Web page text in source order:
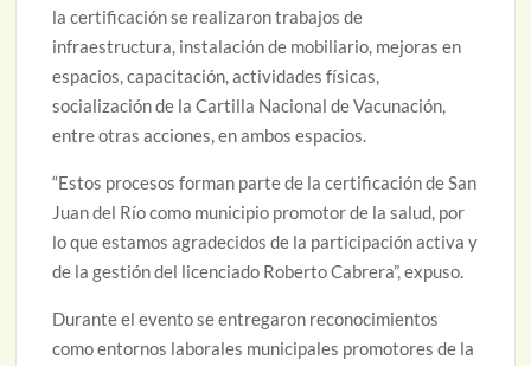
la certificación se realizaron trabajos de
infraestructura, instalación de mobiliario, mejoras en
espacios, capacitación, actividades físicas,
socialización de la Cartilla Nacional de Vacunación,
entre otras acciones, en ambos espacios.
“Estos procesos forman parte de la certificación de San
Juan del Río como municipio promotor de la salud, por
lo que estamos agradecidos de la participación activa y
de la gestión del licenciado Roberto Cabrera”, expuso.
Durante el evento se entregaron reconocimientos
como entornos laborales municipales promotores de la